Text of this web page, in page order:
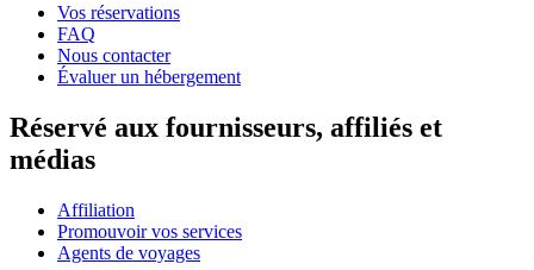
Vos réservations
FAQ
Nous contacter
Évaluer un hébergement
Réservé aux fournisseurs, affiliés et
médias
Affiliation
Promouvoir vos services
Agents de voyages